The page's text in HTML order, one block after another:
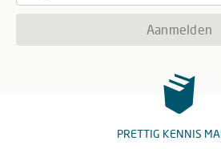
Aanmelden
PRETTIG KENNIS